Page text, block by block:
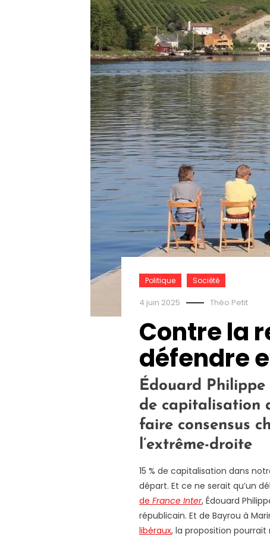
Politique Société
4 juin 2025 Théo Petit
Contre la
défendre
Édouard Philippe
de capitalisation
faire consensus
l’extrême-droite
15 % de capitalisation dans
départ. Et ce ne serait qu’un
de France Inter, Édouard
républicain. Et de Bayrou à
libéraux, la proposition